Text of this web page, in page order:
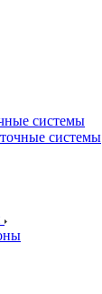
системы
системы